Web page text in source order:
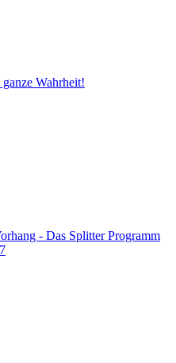
Wahrheit!
- Das Splitter Programm